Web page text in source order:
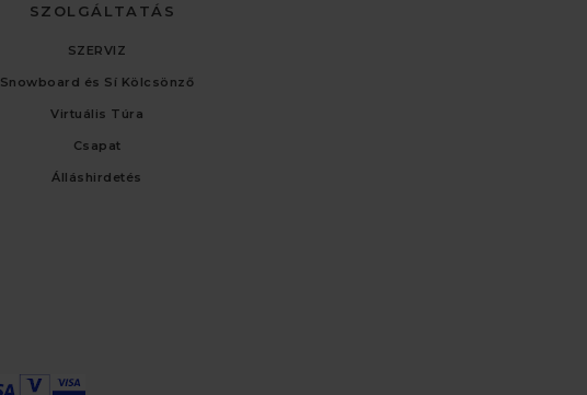
SZOLGÁLTATÁS
SZERVIZ
Snowboard és Sí Kölcsönző
Virtuális Túra
Csapat
Álláshirdetés